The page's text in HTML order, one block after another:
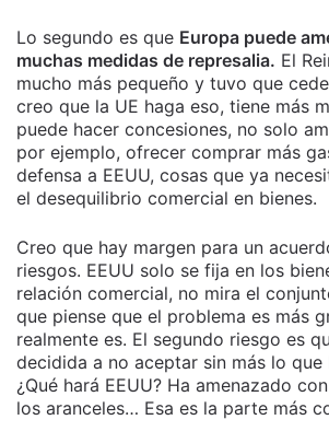
Lo segundo es que Europa puede
muchas medidas de represalia. El
mucho más pequeño y tuvo que
creo que la UE haga eso, tiene más
puede hacer concesiones, no solo
por ejemplo, ofrecer comprar más
defensa a EEUU, cosas que ya
el desequilibrio comercial en bienes.
Creo que hay margen para un
riesgos. EEUU solo se fija en los
relación comercial, no mira el
que piense que el problema es más
realmente es. El segundo riesgo es
decidida a no aceptar sin más lo que
¿Qué hará EEUU? Ha amenazado
los aranceles… Esa es la parte más